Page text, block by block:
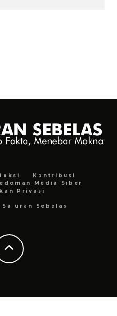
Kontribusi
Media Siber
Privasi
Sebelas